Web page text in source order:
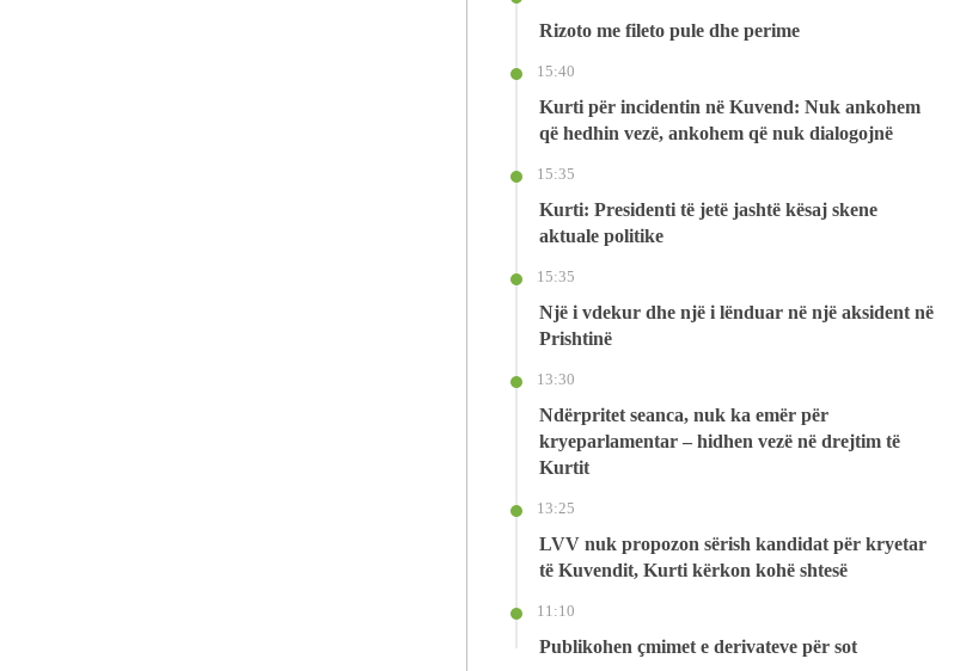
Rizoto me fileto pule dhe perime
15:40
Kurti për incidentin në Kuvend: Nuk ankohem
që hedhin vezë, ankohem që nuk dialogojnë
15:35
Kurti: Presidenti të jetë jashtë kësaj skene
aktuale politike
15:35
Një i vdekur dhe një i lënduar në një aksident në
Prishtinë
13:30
Ndërpritet seanca, nuk ka emër për
kryeparlamentar – hidhen vezë në drejtim të
Kurtit
13:25
LVV nuk propozon sërish kandidat për kryetar
të Kuvendit, Kurti kërkon kohë shtesë
11:10
Publikohen çmimet e derivateve për sot